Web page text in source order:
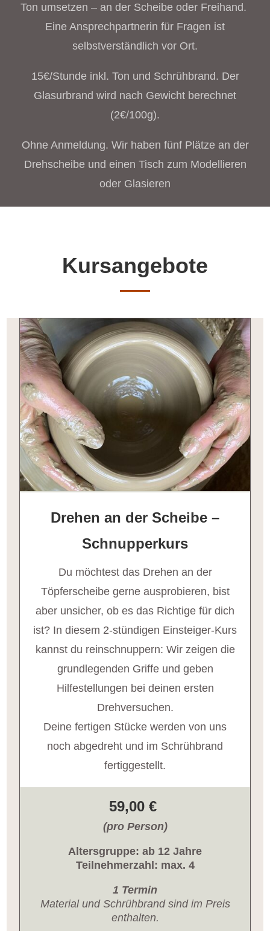
Ton umsetzen – an der Scheibe oder Freihand.
Eine Ansprechpartnerin für Fragen ist
selbstverständlich vor Ort.
15€/Stunde inkl. Ton und Schrühbrand. Der
Glasurbrand wird nach Gewicht berechnet
(2€/100g).
Ohne Anmeldung. Wir haben fünf Plätze an der
Drehscheibe und einen Tisch zum Modellieren
oder Glasieren
Kursangebote
Drehen an der Scheibe –
Schnupperkurs
Du möchtest das Drehen an der
Töpferscheibe gerne ausprobieren, bist
aber unsicher, ob es das Richtige für dich
ist? In diesem 2-stündigen Einsteiger-Kurs
kannst du reinschnuppern: Wir zeigen die
grundlegenden Griffe und geben
Hilfestellungen bei deinen ersten
Drehversuchen.
Deine fertigen Stücke werden von uns
noch abgedreht und im Schrühbrand
fertiggestellt.
59,00 €
(pro Person)
Altersgruppe: ab 12 Jahre
Teilnehmerzahl: max. 4
1 Termin
Material und Schrühbrand sind im Preis
enthalten.